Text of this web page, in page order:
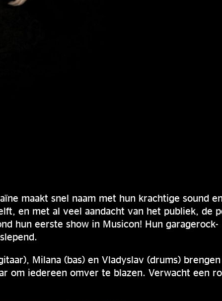
maakt snel naam met hun krachtige sound en
en met al veel aandacht van het publiek, de
hun eerste show in Musicon! Hun garagerock-
Milana (bas) en Vladyslav (drums)
om iedereen omver te blazen. Verwacht een